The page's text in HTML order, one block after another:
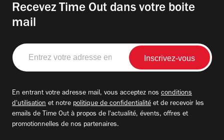
Recevez Time Out dans votre boite
mail
Entrez
votre
adresse
En entrant votre adresse mail, vous acceptez nos conditions
d'utilisation et notre politique de confidentialité et de recevoir les
emails de Time Out à propos de l'actualité, évents, offres et
promotionnelles de nos partenaires.